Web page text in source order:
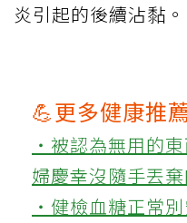
炎引起的後續沾黏。
💪更多健康推
‧被認為無用的
婦慶幸沒隨手丟
‧健檢血糖正常